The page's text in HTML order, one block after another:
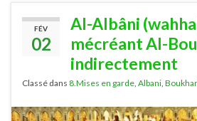
FÉV
02
Al-Albâni
mécréant Al-
indirectement
Classé dans 8.Mises en garde Albani